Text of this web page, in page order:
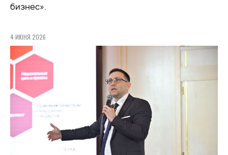
бизнес».
4 ИЮНЯ 2026